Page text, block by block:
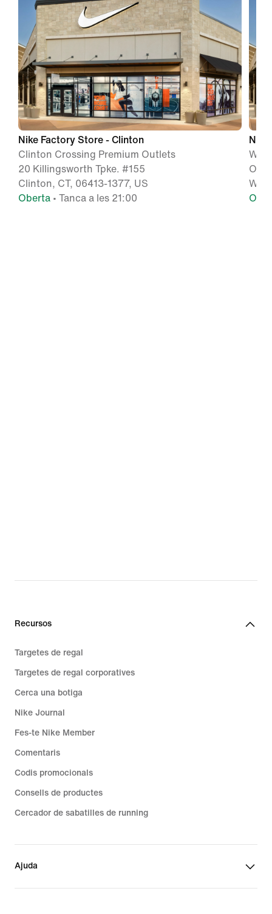
Nike Factory Store - Clinton
Clinton Crossing Premium Outlets
20 Killingsworth Tpke. #155
Clinton, CT, 06413-1377, US
Oberta • Tanca a les 21:00
One
Recursos
Targetes de regal
Targetes de regal corporatives
Cerca una botiga
Nike Journal
Fes-te Nike Member
Comentaris
Codis promocionals
Consells de productes
Cercador de sabatilles de running
Ajuda